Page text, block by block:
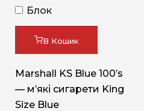
Блок
В Кошик
Marshall KS Blue 100’s
— м’які сигарети King
Size Blue